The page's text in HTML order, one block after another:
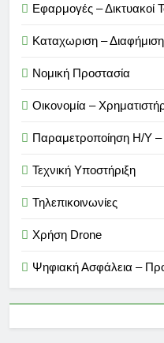
Εφαρμογές – Δικτυακοί
Καταχωριση – Διαφήμιση
Νομική Προστασία
Οικονομία –
Παραμετροποίηση Η/Υ
Τεχνική Υποστήριξη
Τηλεπικοινωνίες
Χρήση Drone
Ψηφιακή Ασφάλεια –